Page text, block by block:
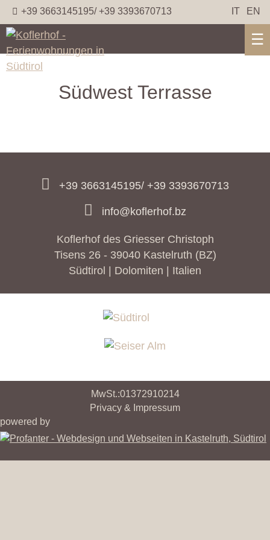
+39 3663145195/ +39 3393670713 IT EN
☰
Südwest Terrasse
+39 3663145195/ +39 3393670713
info@koflerhof.bz
Koflerhof des Griesser Christoph
Tisens 26 - 39040 Kastelruth (BZ)
Südtirol | Dolomiten | Italien
MwSt.:01372910214
Privacy & Impressum
powered by